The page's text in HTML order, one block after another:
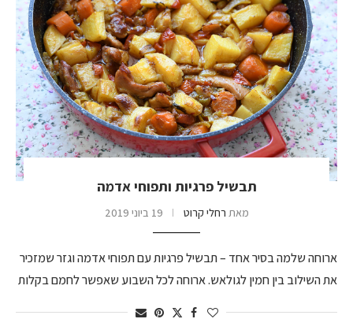
תבשיל פרגיות ותפוחי אדמה
מאת רחלי קרוט 19 ביוני 2019
ארוחה שלמה בסיר אחד – תבשיל פרגיות עם תפוחי אדמה וגזר שמזכיר
את השילוב בין חמין לגולאש. ארוחה לכל השבוע שאפשר לחמם בקלות